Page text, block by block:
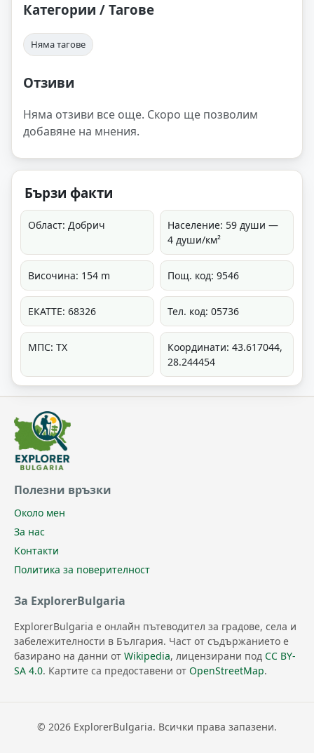
Категории / Тагове
Няма тагове
Отзиви
Няма отзиви все още. Скоро ще позволим
добавяне на мнения.
Бързи факти
Област: Добрич
Население: 59 души —
4 души/км²
Височина: 154 m Пощ. код: 9546
ЕКАТТЕ: 68326 Тел. код: 05736
МПС: ТХ
Координати: 43.617044,
28.244454
Полезни връзки
Около мен
За нас
Контакти
Политика за поверителност
За ExplorerBulgaria
ExplorerBulgaria е онлайн пътеводител за градове, села и
забележителности в България. Част от съдържанието е
базирано на данни от Wikipedia, лицензирани под CC BY-
SA 4.0. Картите са предоставени от OpenStreetMap.
© 2026 ExplorerBulgaria. Всички права запазени.